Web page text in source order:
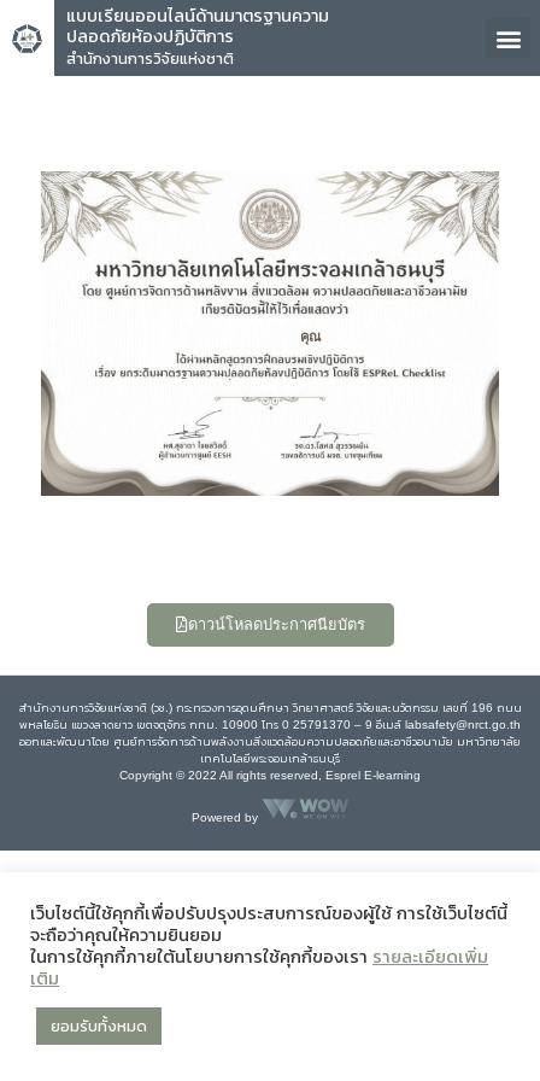
แบบเรียนออนไลน์ด้านมาตรฐานความ
ปลอดภัยห้องปฏิบัติการ
สำนักงานการวิจัยแห่งชาติ
คุณ
ดาวน์โหลดประกาศนียบัตร
สำนักงานการวิจัยแห่งชาติ (วช.) กระทรวงการอุดมศึกษา วิทยาศาสตร์ วิจัยและนวัตกรรม เลขที่ 196 ถนน
พหลโยธิน แขวงลาดยาว เขตจตุจักร กทม. 10900 โทร 0 25791370 – 9 อีเมล์ labsafety@nrct.go.th
ออกและพัฒนาโดย ศูนย์การจัดการด้านพลังงานสิ่งแวดล้อมความปลอดภัยและอาชีวอนามัย มหาวิทยาลัย
เทคโนโลยีพระจอมเกล้าธนบุรี
Copyright © 2022 All rights reserved, Esprel E-learning
Powered by
เว็บไซต์นี้ใช้คุกกี้เพื่อปรับปรุงประสบการณ์ของผู้ใช้ การใช้เว็บไซต์นี้
จะถือว่าคุณให้ความยินยอม
ในการใช้คุกกี้ภายใต้นโยบายการใช้คุกกี้ของเรา รายละเอียดเพิ่ม
เติม
ยอมรับทั้งหมด